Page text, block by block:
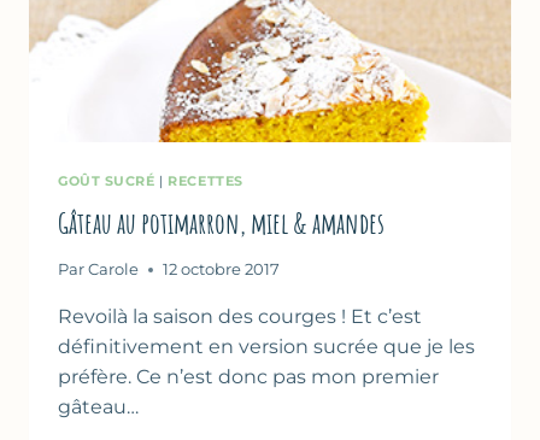
GOÛT SUCRÉ | RECETTES
Gâteau au potimarron, miel & amandes
Par Carole 12 octobre 2017
Revoilà la saison des courges ! Et c’est
définitivement en version sucrée que je les
préfère. Ce n’est donc pas mon premier
gâteau…